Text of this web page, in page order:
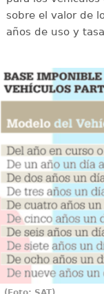
sobre el valor de
años de uso y